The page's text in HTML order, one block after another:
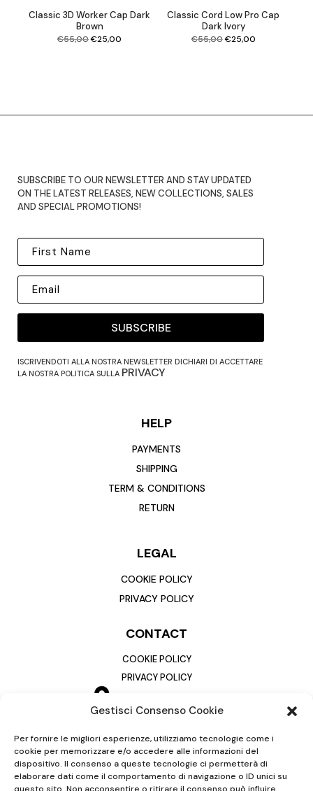
Gestisci Consenso Cookie
Per fornire le migliori esperienze, utilizziamo tecnologie come i
cookie per memorizzare e/o accedere alle informazioni del
dispositivo. Il consenso a queste tecnologie ci permetterà di
elaborare dati come il comportamento di navigazione o ID unici su
Classic 3D Worker Cap Dark
Brown
€55,00Original
price
was:
€55,00.
€25,00
Classic Cord Low Pro Cap
Dark Ivory
€55,00Original
price
was:
€55,00.
€25,00Current
price
is:
SUBSCRIBE TO OUR NEWSLETTER AND STAY UPDATED
ON THE LATEST RELEASES, NEW COLLECTIONS, SALES
AND SPECIAL PROMOTIONS!
SUBSCRIBE
ISCRIVENDOTI ALLA NOSTRA NEWSLETTER DICHIARI DI ACCETTARE
LA NOSTRA POLITICA SULLA PRIVACY
HELP
PAYMENTS
SHIPPING
TERM & CONDITIONS
RETURN
LEGAL
COOKIE POLICY
PRIVACY POLICY
CONTACT
COOKIE POLICY
PRIVACY POLICY